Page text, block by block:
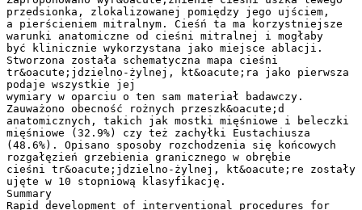
przedsionka, zlokalizowanej pomiędzy jego ujściem,
a pierścieniem mitralnym. Cieśń ta ma korzystniejsze
warunki anatomiczne od cieśni mitralnej i mogłaby
być klinicznie wykorzystana jako miejsce ablacji.
Stworzona została schematyczna mapa cieśni
tr&oacute;jdzielno-żylnej, kt&oacute;ra jako pierwsza
podaje wszystkie jej
wymiary w oparciu o ten sam materiał badawczy.
Zauważono obecność rożnych przeszk&oacute;d
anatomicznych, takich jak mostki mięśniowe i beleczki
mięśniowe (32.9%) czy też zachyłki Eustachiusza
(48.6%). Opisano sposoby rozchodzenia się końcowych
rozgałęzień grzebienia granicznego w obrębie
cieśni tr&oacute;jdzielno-żylnej, kt&oacute;re zostały
ujęte w 10 stopniową klasyfikację.
Summary
Rapid development of interventional procedures for